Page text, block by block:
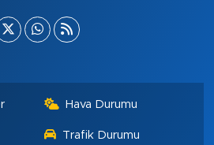
Hava Durumu
Trafik Durumu